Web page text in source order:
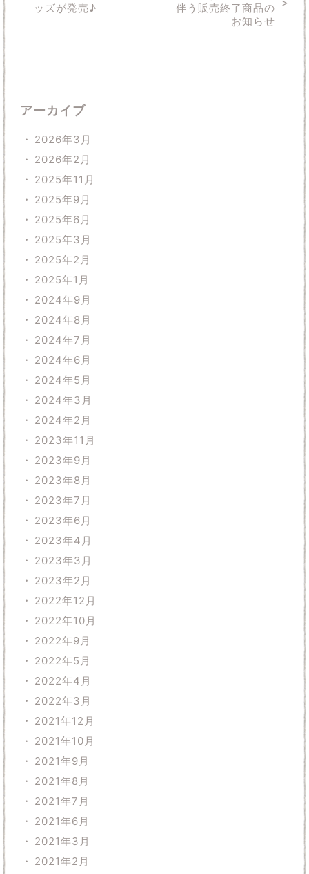
ッズが発売♪
伴う販売終了商品の
お知らせ
アーカイブ
2026年3月
2026年2月
2025年11月
2025年9月
2025年6月
2025年3月
2025年2月
2025年1月
2024年9月
2024年8月
2024年7月
2024年6月
2024年5月
2024年3月
2024年2月
2023年11月
2023年9月
2023年8月
2023年7月
2023年6月
2023年4月
2023年3月
2023年2月
2022年12月
2022年10月
2022年9月
2022年5月
2022年4月
2022年3月
2021年12月
2021年10月
2021年9月
2021年8月
2021年7月
2021年6月
2021年3月
2021年2月